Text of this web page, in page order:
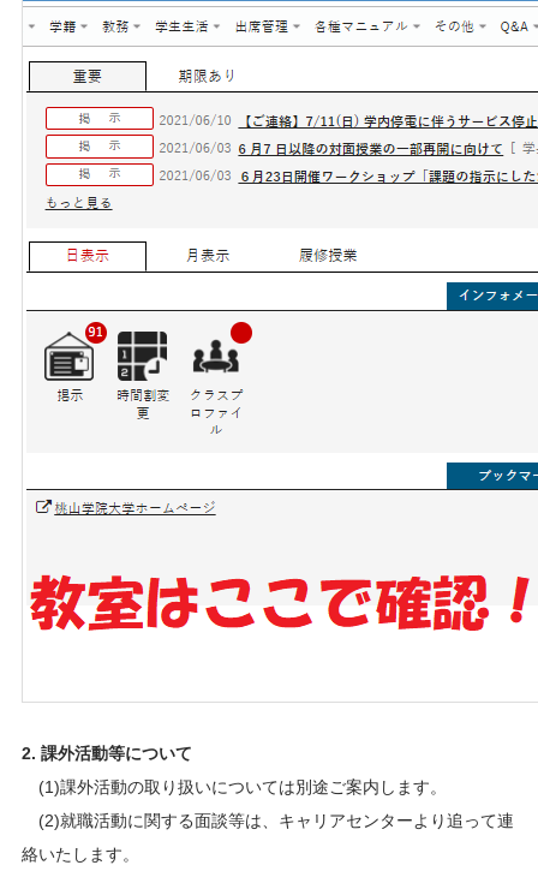
2. 課外活動等について
(1)課外活動の取り扱いについては別途ご案内します。
(2)就職活動に関する面談等は、キャリアセンターより追って連
絡いたします。